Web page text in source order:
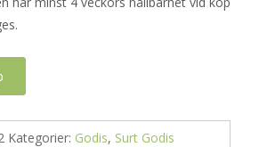
Kategorier: Godis, Surt Godis